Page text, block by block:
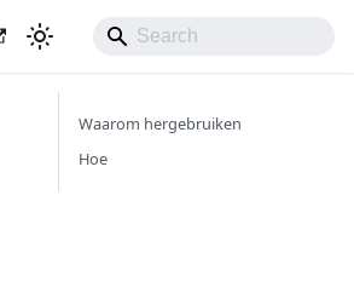
Waarom hergebruiken
Hoe